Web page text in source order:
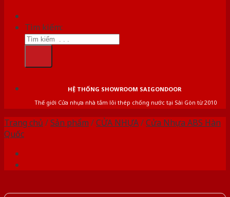
Tìm kiếm:
HỆ THỐNG SHOWROOM SAIGONDOOR
Thế giới Cửa nhựa nhà tắm lõi thép chống nước tại Sài Gòn từ 2010
Trang chủ /Sản phẩm /CỬA NHỰA/Cửa Nhựa ABS Hàn
Quốc